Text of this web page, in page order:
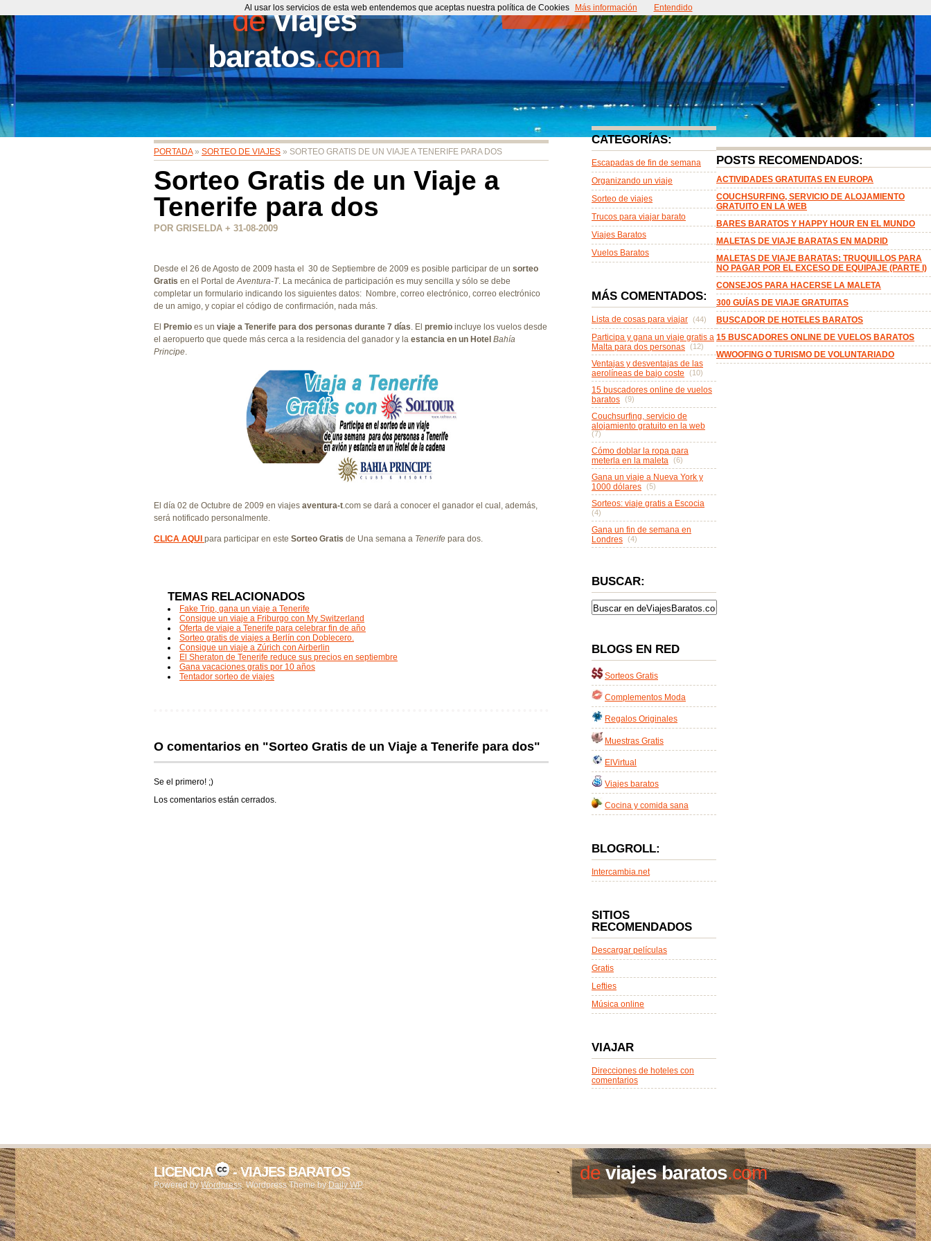
deviajes
baratos.com
Portada Contacto Acerca de
PORTADA» SORTEO DE VIAJES » SORTEO GRATIS DE UN VIAJE A TENERIFE PARA DOS
Sorteo Gratis de un Viaje a
Tenerife para dos
POR GRISELDA + 31-08-2009
Desde el 26 de Agosto de 2009 hasta el 30 de Septiembre de 2009 es posible participar de un sorteo
Gratis en el Portal deAventura-T. La mecánica de participación es muy sencilla y sólo se debe
completar un formulario indicando los siguientes datos: Nombre, correo electrónico, correo electrónico
de un amigo, y copiar el código de confirmación, nada más.
El Premio es un viaje a Tenerife para dos personas durante 7 días. El premio incluye los vuelos desde
el aeropuerto que quede más cerca a la residencia del ganador y la estancia en un Hotel Bahía
Principe.
El día 02 de Octubre de 2009 en viajes aventura-t.com se dará a conocer el ganador el cual, además,
será notificado personalmente.
CLICA AQUI para participar en este Sorteo Gratis de Una semana a Tenerife para dos.
TEMAS RELACIONADOS
Fake Trip, gana un viaje a Tenerife
Consigue un viaje a Friburgo con My Switzerland
Oferta de viaje a Tenerife para celebrar fin de año
Sorteo gratis de viajes a Berlín con Doblecero.
Consigue un viaje a Zúrich con Airberlin
El Sheraton de Tenerife reduce sus precios en septiembre
Gana vacaciones gratis por 10 años
Tentador sorteo de viajes
O comentarios en "Sorteo Gratis de un Viaje a Tenerife para dos"
Se el primero! ;)
Los comentarios están cerrados.
POSTS RECOMENDADOS:
ACTIVIDADES GRATUITAS EN EUROPA
COUCHSURFING, SERVICIO DE ALOJAMIENTO
GRATUITO EN LA WEB
BARES BARATOS Y HAPPY HOUR EN EL MUNDO
MALETAS DE VIAJE BARATAS EN MADRID
MALETAS DE VIAJE BARATAS: TRUQUILLOS PARA
NO PAGAR POR EL EXCESO DE EQUIPAJE (PARTE I)
CONSEJOS PARA HACERSE LA MALETA
300 GUÍAS DE VIAJE GRATUITAS
BUSCADOR DE HOTELES BARATOS
15 BUSCADORES ONLINE DE VUELOS BARATOS
WWOOFING O TURISMO DE VOLUNTARIADO
CATEGORÍAS:
Escapadas de fin de semana
Organizando un viaje
Sorteo de viajes
Trucos para viajar barato
Viajes Baratos
Vuelos Baratos
MÁS COMENTADOS:
Lista de cosas para viajar (44)
Participa y gana un viaje gratis a
Malta para dos personas (12)
Ventajas y desventajas de las
aerolíneas de bajo coste (10)
15 buscadores online de vuelos
baratos (9)
Couchsurfing, servicio de
alojamiento gratuito en la web
(7)
Cómo doblar la ropa para
meterla en la maleta (6)
Gana un viaje a Nueva York y
1000 dólares (5)
Sorteos: viaje gratis a Escocia
(4)
Gana un fin de semana en
Londres (4)
BUSCAR:
BLOGS EN RED
Sorteos Gratis
Complementos Moda
Regalos Originales
Muestras Gratis
ElVirtual
Viajes baratos
Cocina y comida sana
BLOGROLL:
Intercambia.net
SITIOS
RECOMENDADOS
Descargar películas
Gratis
Lefties
Música online
VIAJAR
Direcciones de hoteles con
comentarios
LICENCIA - VIAJES BARATOS
Powered byWordpress. Wordpress Theme byDaily WP.
de viajes baratos.com
Al usar los servicios de esta web entendemos que aceptas nuestra política de Cookies Más información Entendido